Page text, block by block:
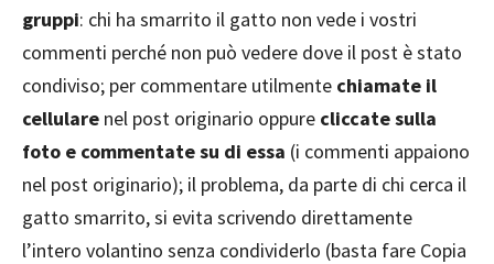
gruppi: chi ha smarrito il gatto non vede i vostri
commenti perché non può vedere dove il post è stato
condiviso; per commentare utilmente chiamate il
cellulare nel post originario oppure cliccate sulla
foto e commentate su di essa (i commenti appaiono
nel post originario); il problema, da parte di chi cerca il
gatto smarrito, si evita scrivendo direttamente
l’intero volantino senza condividerlo (basta fare Copia